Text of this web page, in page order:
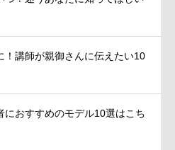
！講師が親御さんに伝えたい10
におすすめのモデル10選はこち